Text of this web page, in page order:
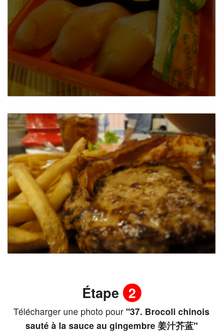
Étape 2
Télécharger une photo pour "37. Brocoli chinois
sauté à la sauce au gingembre 姜汁芥蓝"